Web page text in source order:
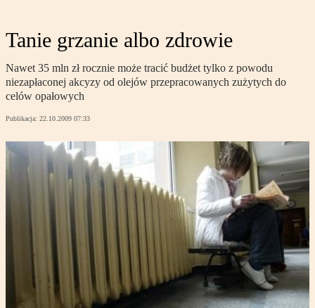
Tanie grzanie albo zdrowie
Nawet 35 mln zł rocznie może tracić budżet tylko z powodu
niezapłaconej akcyzy od olejów przepracowanych zużytych do
celów opałowych
Publikacja: 22.10.2009 07:33